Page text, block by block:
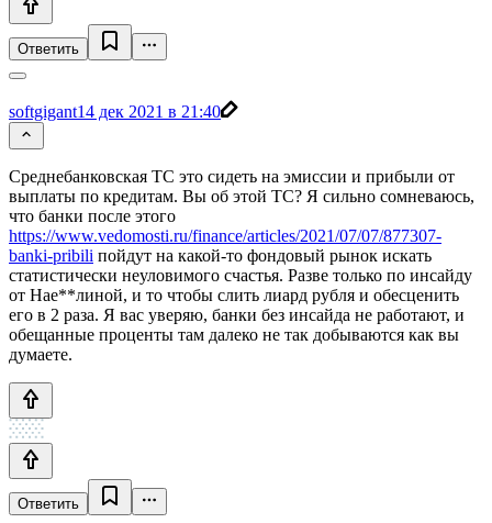
Ответить
softgigant14 дек 2021 в 21:40
Среднебанковская ТС это сидеть на эмиссии и прибыли от
выплаты по кредитам. Вы об этой ТС? Я сильно сомневаюсь,
что банки после этого
https://www.vedomosti.ru/finance/articles/2021/07/07/877307-
banki-pribili пойдут на какой-то фондовый рынок искать
статистически неуловимого счастья. Разве только по инсайду
от Нае**линой, и то чтобы слить лиард рубля и обесценить
его в 2 раза. Я вас уверяю, банки без инсайда не работают, и
обещанные проценты там далеко не так добываются как вы
думаете.
Ответить